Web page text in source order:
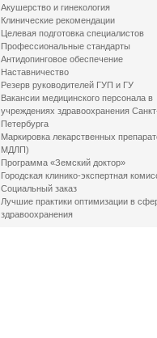
Акушерство и гинекология
Клинические рекомендации
Целевая подготовка специалистов
Профессиональные стандарты
Антидопинговое обеспечение
Наставничество
Резерв руководителей ГУП и ГУ
Вакансии медицинского персонала в
учреждениях здравоохранения
Петербурга
Маркировка лекарственных
МДЛП)
Программа «Земский доктор»
Городская клинико-экспертная
Социальный заказ
Лучшие практики оптимизации в
здравоохранения